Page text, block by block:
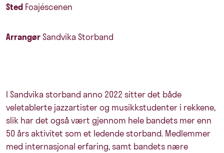
Sted Foajéscenen
ArrangørSandvika Storband
I Sandvika storband anno 2022 sitter det både
veletablerte jazzartister og musikkstudenter i rekkene,
slik har det også vært gjennom hele bandets mer enn
50 års aktivitet som et ledende storband. Medlemmer
med internasjonal erfaring, samt bandets nære